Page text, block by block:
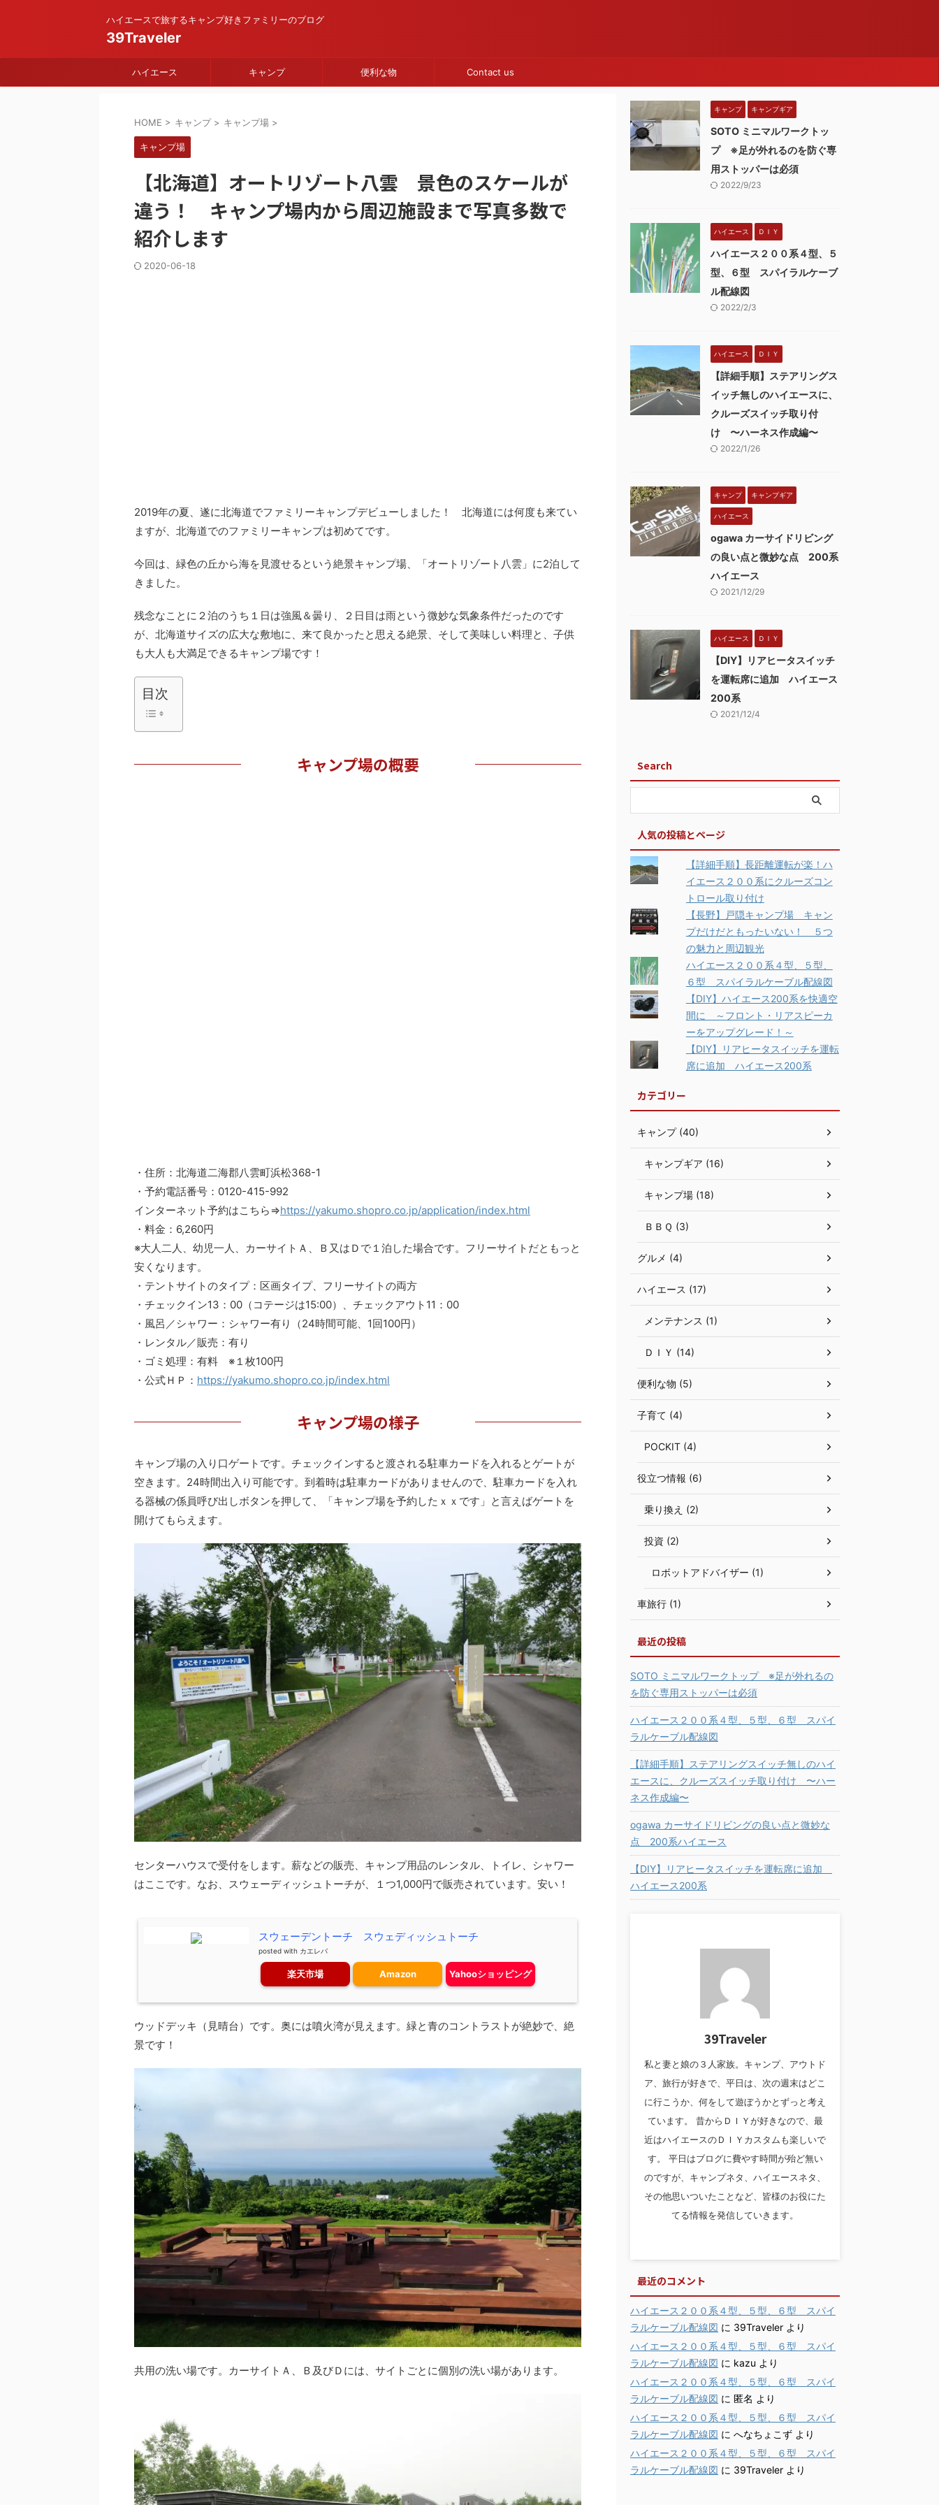
ハイエースで旅するキャンプ好きファミリーのブログ
39Traveler
ハイエース キャンプ 便利な物 Contact us
HOME > キャンプ > キャンプ場 >
キャンプ場
【北海道】オートリゾート八雲 景色のスケールが
違う！ キャンプ場内から周辺施設まで写真多数で
紹介します
2020-06-18
2019年の夏、遂に北海道でファミリーキャンプデビューしました！ 北海道には何度も来てい
ますが、北海道でのファミリーキャンプは初めてです。
今回は、緑色の丘から海を見渡せるという絶景キャンプ場、「オートリゾート八雲」に2泊して
きました。
残念なことに２泊のうち１日は強風＆曇り、２日目は雨という微妙な気象条件だったのです
が、北海道サイズの広大な敷地に、来て良かったと思える絶景、そして美味しい料理と、子供
も大人も大満足できるキャンプ場です！
目次
キャンプ場の概要
・住所：北海道二海郡八雲町浜松368-1
・予約電話番号：0120-415-992
インターネット予約はこちら⇒https://yakumo.shopro.co.jp/application/index.html
・料金：6,260円
※大人二人、幼児一人、カーサイトＡ、Ｂ又はＤで１泊した場合です。フリーサイトだともっと
安くなります。
・テントサイトのタイプ：区画タイプ、フリーサイトの両方
・チェックイン13：00（コテージは15:00）、チェックアウト11：00
・風呂／シャワー：シャワー有り（24時間可能、1回100円）
・レンタル／販売：有り
・ゴミ処理：有料 ※１枚100円
・公式ＨＰ： https://yakumo.shopro.co.jp/index.html
キャンプ場の様子
キャンプ場の入り口ゲートです。チェックインすると渡される駐車カードを入れるとゲートが
空きます。24時間出入り可能です。到着時は駐車カードがありませんので、駐車カードを入れ
る器械の係員呼び出しボタンを押して、「キャンプ場を予約したｘｘです」と言えばゲートを
開けてもらえます。
センターハウスで受付をします。薪などの販売、キャンプ用品のレンタル、トイレ、シャワー
はここです。なお、スウェーディッシュトーチが、１つ1,000円で販売されています。安い！
スウェーデントーチ スウェディッシュトーチ
posted with カエレバ
楽天市場 Amazon Yahooショッピング
ウッドデッキ（見晴台）です。奥には噴火湾が見えます。緑と青のコントラストが絶妙で、絶
景です！
共用の洗い場です。カーサイトＡ、Ｂ及びＤには、サイトごとに個別の洗い場があります。
キャンプ キャンプギア
SOTO ミニマルワークトッ
プ ※足が外れるのを防ぐ専
用ストッパーは必須
2022/9/23
ハイエース ＤＩＹ
ハイエース２００系４型、５
型、６型 スパイラルケーブ
ル配線図
2022/2/3
ハイエース ＤＩＹ
【詳細手順】ステアリングス
イッチ無しのハイエースに、
クルーズスイッチ取り付
け 〜ハーネス作成編〜
2022/1/26
キャンプ キャンプギア
ハイエース
ogawa カーサイドリビング
の良い点と微妙な点 200系
ハイエース
2021/12/29
ハイエース ＤＩＹ
【DIY】リアヒータスイッチ
を運転席に追加 ハイエース
200系
2021/12/4
Search
人気の投稿とページ
【詳細手順】長距離運転が楽！ハ
イエース２００系にクルーズコン
トロール取り付け
【長野】戸隠キャンプ場 キャン
プだけだともったいない！ ５つ
の魅力と周辺観光
ハイエース２００系４型、５型、
６型 スパイラルケーブル配線図
【DIY】ハイエース200系を快適空
間に ～フロント・リアスピーカ
ーをアップグレード！～
【DIY】リアヒータスイッチを運転
席に追加 ハイエース200系
カテゴリー
キャンプ (40)
キャンプギア (16)
キャンプ場 (18)
ＢＢＱ (3)
グルメ (4)
ハイエース (17)
メンテナンス (1)
ＤＩＹ (14)
便利な物 (5)
子育て (4)
POCKIT (4)
役立つ情報 (6)
乗り換え (2)
投資 (2)
ロボットアドバイザー (1)
車旅行 (1)
最近の投稿
SOTO ミニマルワークトップ ※足が外れるの
を防ぐ専用ストッパーは必須
ハイエース２００系４型、５型、６型 スパイ
ラルケーブル配線図
【詳細手順】ステアリングスイッチ無しのハイ
エースに、クルーズスイッチ取り付け 〜ハー
ネス作成編〜
ogawa カーサイドリビングの良い点と微妙な
点 200系ハイエース
【DIY】リアヒータスイッチを運転席に追加
ハイエース200系
39Traveler
私と妻と娘の３人家族。キャンプ、アウトド
ア、旅行が好きで、平日は、次の週末はどこ
に行こうか、何をして遊ぼうかとずっと考え
ています。 昔からＤＩＹが好きなので、最
近はハイエースのＤＩＹカスタムも楽しいで
す。 平日はブログに費やす時間が殆ど無い
のですが、キャンプネタ、ハイエースネタ、
その他思いついたことなど、皆様のお役にた
てる情報を発信していきます。
最近のコメント
ハイエース２００系４型、５型、６型 スパイ
ラルケーブル配線図 に 39Traveler より
ハイエース２００系４型、５型、６型 スパイ
ラルケーブル配線図 に kazu より
ハイエース２００系４型、５型、６型 スパイ
ラルケーブル配線図 に 匿名 より
ハイエース２００系４型、５型、６型 スパイ
ラルケーブル配線図 に へなちょこず より
ハイエース２００系４型、５型、６型 スパイ
ラルケーブル配線図 に 39Traveler より